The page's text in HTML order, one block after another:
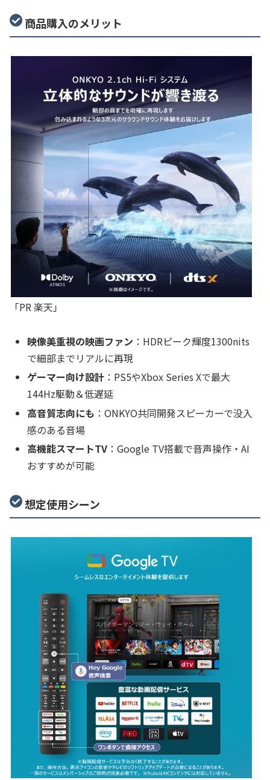
商品購入のメリット
「PR 楽天」
映像美重視の映画ファン ：HDRピーク輝度1300nits
で細部までリアルに再現
ゲーマー向け設計 ：PS5やXbox Series Xで最大
144Hz駆動＆低遅延
高音質志向にも ：ONKYO共同開発スピーカーで没入
感のある音場
高機能スマートTV ：Google TV搭載で音声操作・AI
おすすめが可能
想定使用シーン